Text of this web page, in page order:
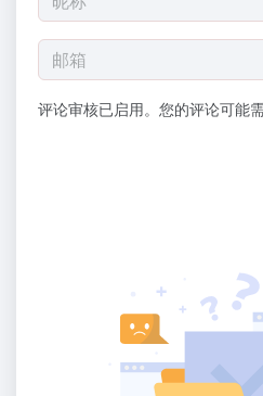
评论审核已启用。您的评论可能